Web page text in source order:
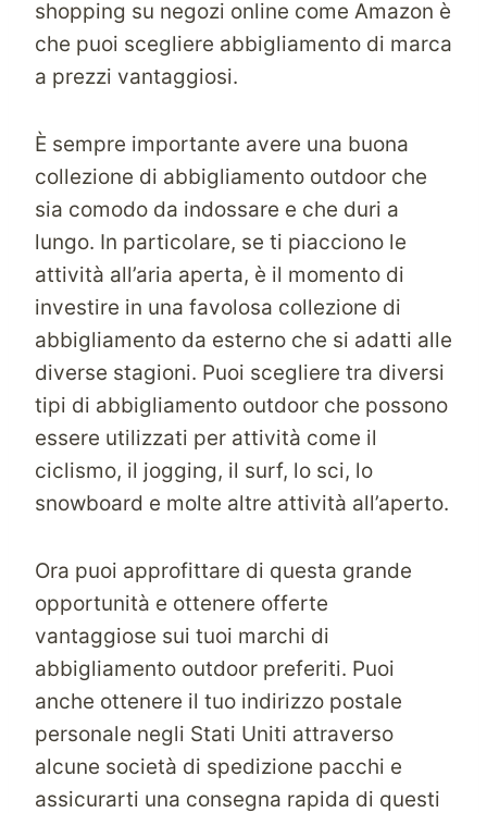
shopping su negozi online come Amazon è
che puoi scegliere abbigliamento di marca
a prezzi vantaggiosi.
È sempre importante avere una buona
collezione di abbigliamento outdoor che
sia comodo da indossare e che duri a
lungo. In particolare, se ti piacciono le
attività all’aria aperta, è il momento di
investire in una favolosa collezione di
abbigliamento da esterno che si adatti alle
diverse stagioni. Puoi scegliere tra diversi
tipi di abbigliamento outdoor che possono
essere utilizzati per attività come il
ciclismo, il jogging, il surf, lo sci, lo
snowboard e molte altre attività all’aperto.
Ora puoi approfittare di questa grande
opportunità e ottenere offerte
vantaggiose sui tuoi marchi di
abbigliamento outdoor preferiti. Puoi
anche ottenere il tuo indirizzo postale
personale negli Stati Uniti attraverso
alcune società di spedizione pacchi e
assicurarti una consegna rapida di questi